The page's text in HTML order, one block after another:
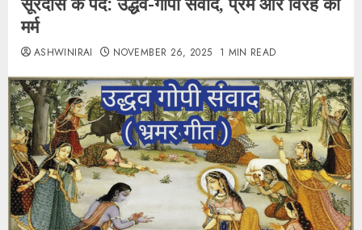
मर्म
ASHWINIRAI NOVEMBER 26, 2025 1 MIN READ